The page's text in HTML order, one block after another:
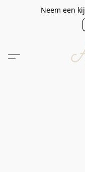
Neem een